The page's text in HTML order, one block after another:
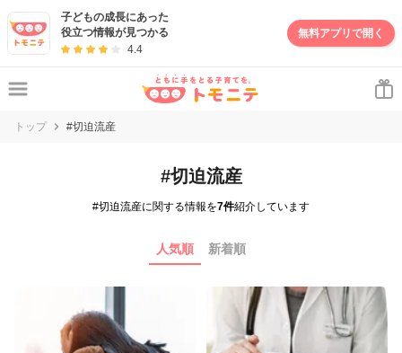
子どもの成長にあった
役立つ情報が見つかる
4.4
無料アプリで開く
トップ #切迫流産
#切迫流産
#切迫流産に関する情報を7件紹介しています
人気順 新着順